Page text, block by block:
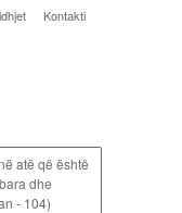
Kontakti
atë që është
dhe
- 104)